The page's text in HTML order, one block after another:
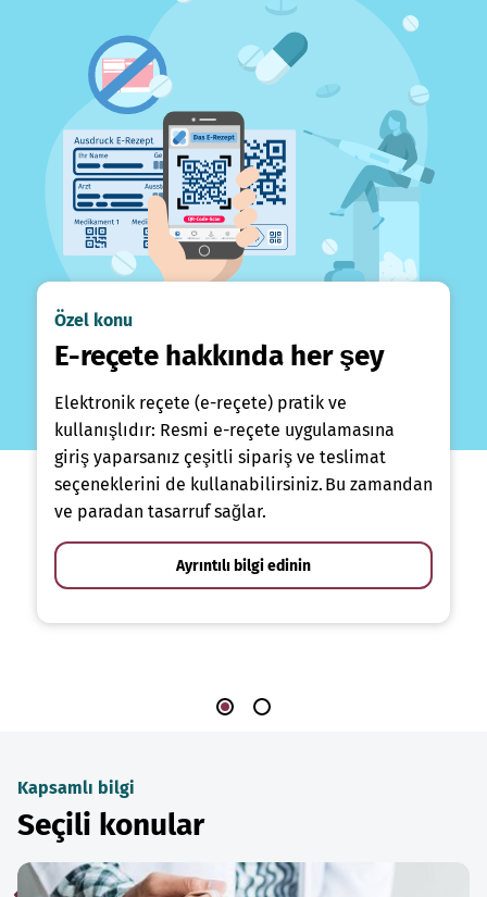
Özel konu
E-reçete hakkında her şey
Elektronik reçete (e-reçete) pratik ve
kullanışlıdır: Resmi e-reçete uygulamasına
giriş yaparsanız çeşitli sipariş ve teslimat
seçeneklerini de kullanabilirsiniz. Bu zamandan
ve paradan tasarruf sağlar.
Ayrıntılı bilgi edinin
Kapsamlı bilgi
Seçili konular